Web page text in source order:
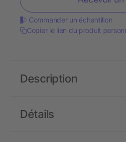
Commander un échantillon
Copier le lien du produit
Détails
Description